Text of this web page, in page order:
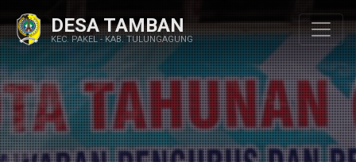
DESA TAMBAN
KEC. PAKEL - KAB. TULUNGAGUNG